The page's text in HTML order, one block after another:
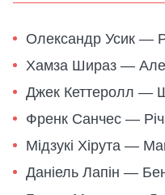
Олександр Усик —
Хамза Шираз —
Джек Кеттеролл —
Френк Санчес —
Мідзукі Хірута —
Даніель Лапін —